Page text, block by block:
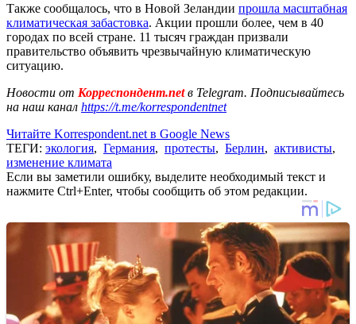
Также сообщалось, что в Новой Зеландии прошла масштабная
климатическая забастовка. Акции прошли более, чем в 40
городах по всей стране. 11 тысяч граждан призвали
правительство объявить чрезвычайную климатическую
ситуацию.
Новости от Корреспондент.netв Telegram. Подписывайтесь
на наш канал https://t.me/korrespondentnet
Читайте Korrespondent.net в Google News
ТЕГИ: экология, Германия, протесты, Берлин, активисты,
изменение климата
Если вы заметили ошибку, выделите необходимый текст и
нажмите Ctrl+Enter, чтобы сообщить об этом редакции.